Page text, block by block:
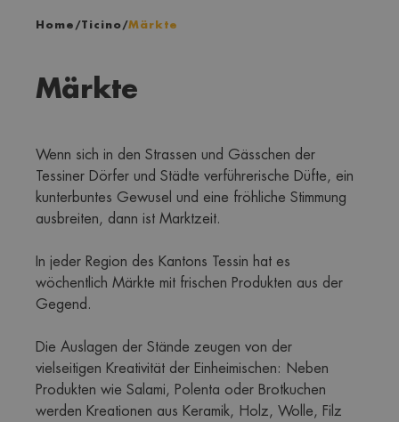
Home /Ticino/Märkte
Märkte
Wenn sich in den Strassen und Gässchen der
Tessiner Dörfer und Städte verführerische Düfte, ein
kunterbuntes Gewusel und eine fröhliche Stimmung
ausbreiten, dann ist Marktzeit.
In jeder Region des Kantons Tessin hat es
wöchentlich Märkte mit frischen Produkten aus der
Gegend.
Die Auslagen der Stände zeugen von der
vielseitigen Kreativität der Einheimischen: Neben
Produkten wie Salami, Polenta oder Brotkuchen
werden Kreationen aus Keramik, Holz, Wolle, Filz